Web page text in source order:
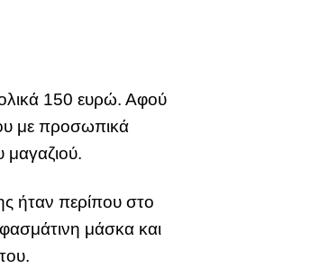
150 ευρώ. Αφού
με προσωπικά
μαγαζιού.
ήταν περίπου στο
μάσκα και